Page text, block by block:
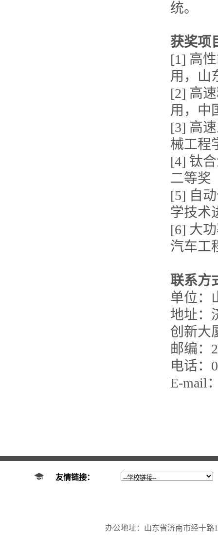
统。
获奖项
[1] 高
用，山
[2] 高
用，中
[3] 高
械工程
[4] 钛
二等奖
[5] 自
学技术
[6] 大
汽车工
联系方
单位：
地址：
创新大
邮编：
电话：
E-mail
友情链接：
办公地址：山东省济南市经十路